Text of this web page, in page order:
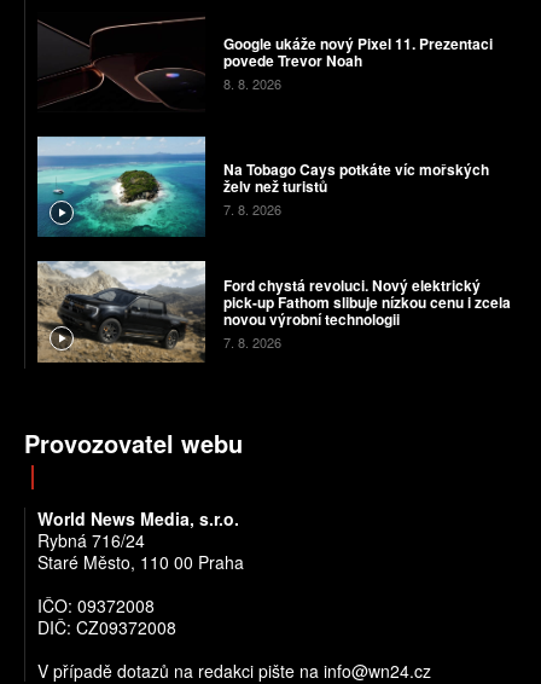
Google ukáže nový Pixel 11. Prezentaci
povede Trevor Noah
8. 8. 2026
Na Tobago Cays potkáte víc mořských
želv než turistů
7. 8. 2026
Ford chystá revoluci. Nový elektrický
pick-up Fathom slibuje nízkou cenu i zcela
novou výrobní technologii
7. 8. 2026
Provozovatel webu
World News Media, s.r.o.
Rybná 716/24
Staré Město, 110 00 Praha
IČO: 09372008
DIČ: CZ09372008
V případě dotazů na redakci pište na info@wn24.cz